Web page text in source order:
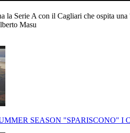
la Serie A con il Cagliari che ospita
Masu
SEASON "SPARISCONO" I